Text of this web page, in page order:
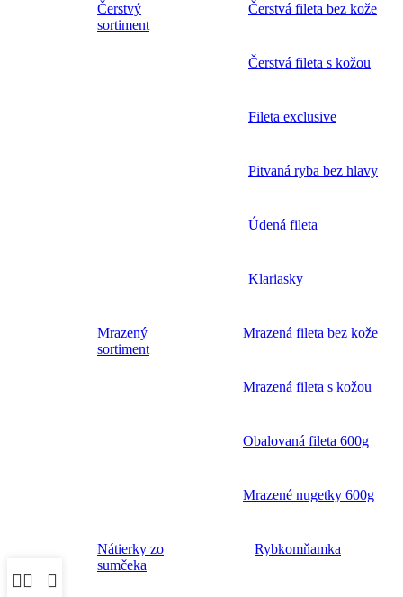
Čerstvý
sortiment
Čerstvá fileta bez kože
Čerstvá fileta s kožou
Fileta exclusive
Pitvaná ryba bez hlavy
Údená fileta
Klariasky
Mrazený
sortiment
Mrazená fileta bez kože
Mrazená fileta s kožou
Obalovaná fileta 600g
Mrazené nugetky 600g
Nátierky zo
sumčeka
Rybkomňamka